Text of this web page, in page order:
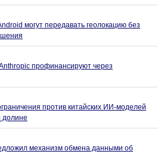
могут передавать геолокацию без
профинансируют через
против китайских ИИ-моделей
долине
механизм обмена данными об